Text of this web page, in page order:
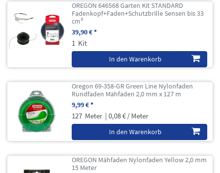
OREGON 646568 Garten Kit STANDARD
Fadenkopf+Faden+Schutzbrille Sensen bis 33
cm³
39,90 € *
1 Kit
In den Warenkorb
Oregon 69-358-GR Green Line Nylonfaden
Rundfaden Mähfaden 2,0 mm x 127 m
9,99 € *
127 Meter | 0,08 € / Meter
In den Warenkorb
OREGON Mähfaden Nylonfaden Yellow 2,0 mm
15 Meter